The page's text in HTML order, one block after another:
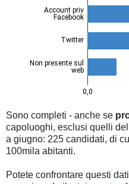
Sono completi - anche se
capoluoghi, esclusi quelli
a giugno: 225 candidati, di
100mila abitanti.
Potete confrontare questi